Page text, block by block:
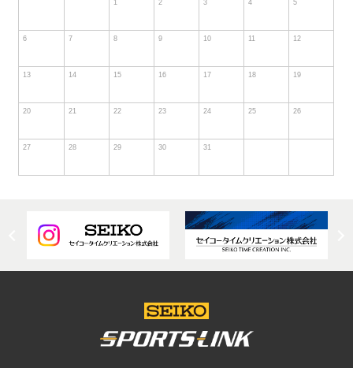
1 2 3 4 5
6 7 8 9 10 11 12
13 14 15 16 17 18 19
20 21 22 23 24 25 26
27 28 29 30 31